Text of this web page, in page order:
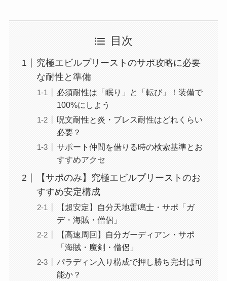
目次
究極エビルプリーストのサポ攻略に必要
な耐性と準備
必須耐性は「眠り」と「転び」！装備で
100%にしよう
呪文耐性と炎・ブレス耐性はどれくらい
必要？
サポート仲間を借りる時の検索基準とお
すすめアクセ
【サポのみ】究極エビルプリーストのお
すすめ安定構成
【超安定】自分天地雷鳴士・サポ「ガ
デ・海賊・僧侶」
【高速周回】自分ガーディアン・サポ
「海賊・魔剣・僧侶」
パラディン入り構成で押し勝ち完封は可
能か？